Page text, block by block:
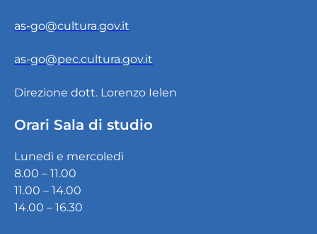
as-go@cultura.gov.it
as-go@pec.cultura.gov.it
Direzione dott. Lorenzo Ielen
Orari Sala di studio
Lunedì e mercoledì
8.00 – 11.00
11.00 – 14.00
14.00 – 16.30